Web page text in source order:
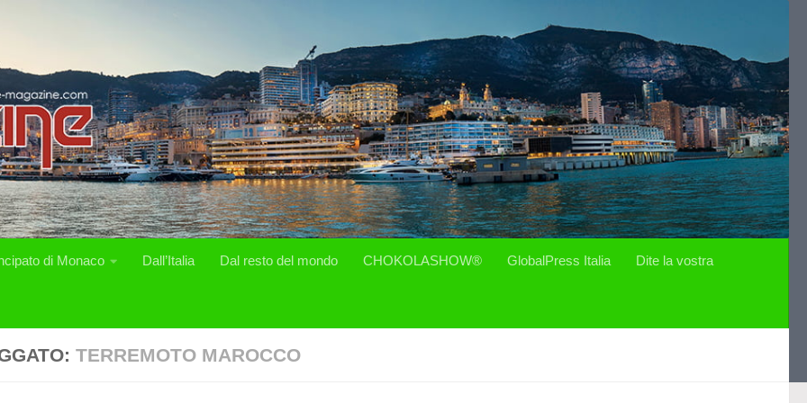
di Monaco Dall’Italia Dal resto del mondo CHOKOLASHOW® GlobalPress Italia Dite la vostra
TERREMOTO MAROCCO